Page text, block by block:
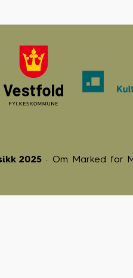
2025 Om Marked for